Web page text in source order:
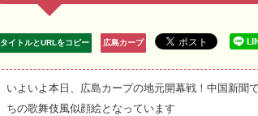
タイトルとURLをコピー 広島カープ
いよいよ本日、広島カープの地元開幕戦！中国新聞
ちの歌舞伎風似顔絵となっています